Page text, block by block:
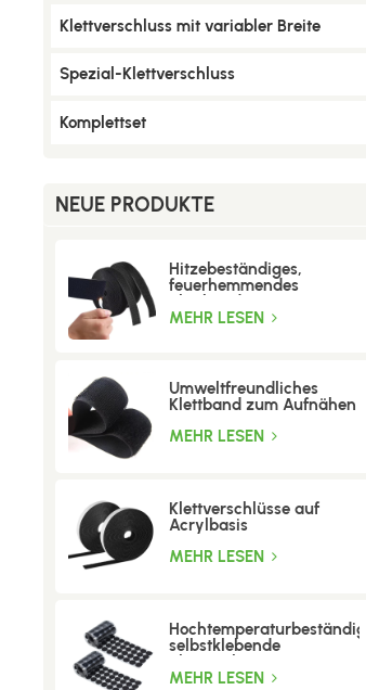
Klettverschluss mit variabler Breite
Spezial-Klettverschluss
Komplettset
NEUE PRODUKTE
Hitzebeständiges,
feuerhemmendes
Klettband
MEHR LESEN
Umweltfreundliches
Klettband zum Aufnähen
MEHR LESEN
Klettverschlüsse auf
Acrylbasis
MEHR LESEN
Hochtemperaturbeständige
selbstklebende
Klettpunkte
MEHR LESEN